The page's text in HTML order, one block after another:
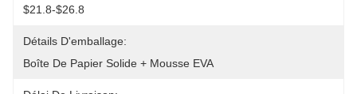
$21.8-$26.8
Détails D'emballage:
Boîte De Papier Solide + Mousse EVA